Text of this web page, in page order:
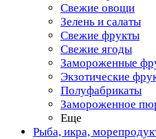
Свежие овощи
Зелень и салаты
Свежие фрукты
Свежие ягоды
Замороженные
Экзотические
Полуфабрикаты
Замороженное
Еще
Рыба, икра,